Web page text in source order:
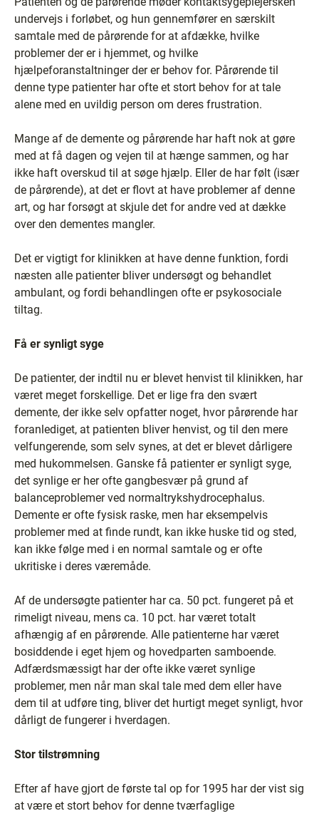
undervejs i forløbet, og hun gennemfører en særskilt
samtale med de pårørende for at afdække, hvilke
problemer der er i hjemmet, og hvilke
hjælpeforanstaltninger der er behov for. Pårørende til
denne type patienter har ofte et stort behov for at tale
alene med en uvildig person om deres frustration.
Mange af de demente og pårørende har haft nok at gøre
med at få dagen og vejen til at hænge sammen, og har
ikke haft overskud til at søge hjælp. Eller de har følt (især
de pårørende), at det er flovt at have problemer af denne
art, og har forsøgt at skjule det for andre ved at dække
over den dementes mangler.
Det er vigtigt for klinikken at have denne funktion, fordi
næsten alle patienter bliver undersøgt og behandlet
ambulant, og fordi behandlingen ofte er psykosociale
tiltag.
Få er synligt syge
De patienter, der indtil nu er blevet henvist til klinikken, har
været meget forskellige. Det er lige fra den svært
demente, der ikke selv opfatter noget, hvor pårørende har
foranlediget, at patienten bliver henvist, og til den mere
velfungerende, som selv synes, at det er blevet dårligere
med hukommelsen. Ganske få patienter er synligt syge,
det synlige er her ofte gangbesvær på grund af
balanceproblemer ved normaltrykshydrocephalus.
Demente er ofte fysisk raske, men har eksempelvis
problemer med at finde rundt, kan ikke huske tid og sted,
kan ikke følge med i en normal samtale og er ofte
ukritiske i deres væremåde.
Af de undersøgte patienter har ca. 50 pct. fungeret på et
rimeligt niveau, mens ca. 10 pct. har været totalt
afhængig af en pårørende. Alle patienterne har været
bosiddende i eget hjem og hovedparten samboende.
Adfærdsmæssigt har der ofte ikke været synlige
problemer, men når man skal tale med dem eller have
dem til at udføre ting, bliver det hurtigt meget synligt, hvor
dårligt de fungerer i hverdagen.
Stor tilstrømning
Efter af have gjort de første tal op for 1995 har der vist sig
at være et stort behov for denne tværfaglige